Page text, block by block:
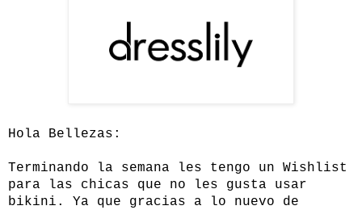
Hola Bellezas:
Terminando la semana les tengo un Wishlist
para las chicas que no les gusta usar
bikini. Ya que gracias a lo nuevo de